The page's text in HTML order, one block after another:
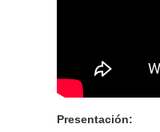
Presentación: